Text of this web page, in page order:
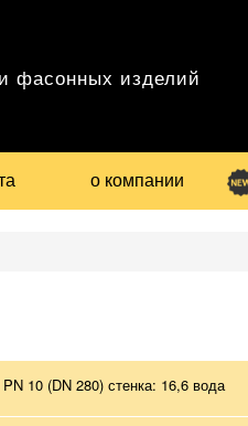
фасонных изделий
о компании
10 (DN 280) стенка: 16,6 вода